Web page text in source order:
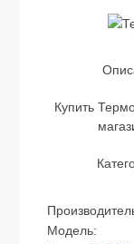
Купить
Модель: